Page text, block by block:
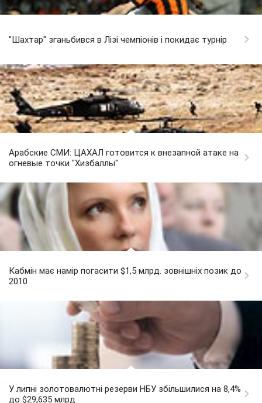
"Шахтар" зганьбився в Лізі чемпіонів і покидає турнір
Арабские СМИ: ЦАХАЛ готовится к внезапной атаке на
огневые точки "Хизбаллы"
Кабмін має намір погасити $1,5 млрд. зовнішніх позик до
2010
У липні золотовалютні резерви НБУ збільшилися на 8,4%
до $29,635 млрд